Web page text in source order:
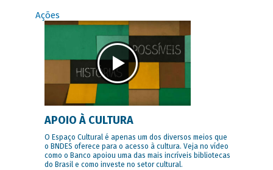
Ações
APOIO À CULTURA
O Espaço Cultural é apenas um dos diversos meios que
o BNDES oferece para o acesso à cultura. Veja no vídeo
como o Banco apoiou uma das mais incríveis bibliotecas
do Brasil e como investe no setor cultural.